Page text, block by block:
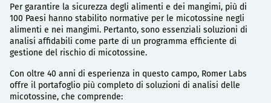
Per garantire la sicurezza degli alimenti e dei mangimi, più di
100 Paesi hanno stabilito normative per le micotossine negli
alimenti e nei mangimi. Pertanto, sono essenziali soluzioni di
analisi affidabili come parte di un programma efficiente di
gestione del rischio di micotossine.
Con oltre 40 anni di esperienza in questo campo, Romer Labs
offre il portafoglio più completo di soluzioni di analisi delle
micotossine, che comprende: